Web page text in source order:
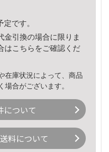
です。
金引換の場合に限りま
はこちら をご確認くだ
在庫状況によって、商品
場合がございます。
について
料について